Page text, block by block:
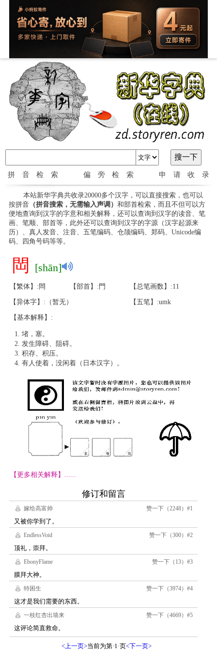
拼音检索 偏旁检索 申请收录
本站新华字典共收录20000多个汉字，可以直接搜索，也可以
按拼音（拼音搜索，无需输入声调） 和部首检索，而且不但可以方
便地查询到汉字的字意和相关解释，还可以查询到汉字的读音、笔
画、笔顺、部首等，此外还可以查询到汉字的字源（汉字起源来
历）、真人发音、注音、五笔编码、仓颉编码、郑码、Unicode编
码、四角号码等等。
閊 [shān]
【繁体】:閊 【部首】:門 【总笔画数】:11
【异体字】:（暂无） 【五笔】:umk
【基本解释】:
堵，塞。
发生障碍、阻碍。
积存、积压。
有人使着，没闲着（日本汉字）。
【更多相关解释】......